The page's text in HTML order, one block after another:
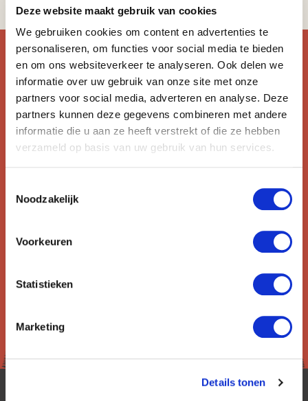
Deze website maakt gebruik van cookies
We gebruiken cookies om content en advertenties te
personaliseren, om functies voor social media te bieden
en om ons websiteverkeer te analyseren. Ook delen we
informatie over uw gebruik van onze site met onze
partners voor social media, adverteren en analyse. Deze
partners kunnen deze gegevens combineren met andere
informatie die u aan ze heeft verstrekt of die ze hebben
verzameld op basis van uw gebruik van hun services.
Noodzakelijk
Voorkeuren
Statistieken
Marketing
Details tonen
Blijf op de hoogte van de
mooiste reizen.
Ontvang circa 1 maal per maand onze nieuwsbrief met de
laatste aanbiedingen. U kunt zich elk moment weer
uitschrijven via de afmeldlink in de nieuwsbrief.
Lees in onsprivacybeleid
hoe wij zorgvuldig omgaan met uw